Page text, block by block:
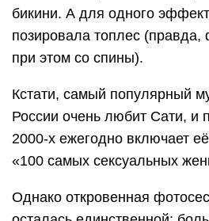
бикини. А для одного
позировала топлес
при этом со спины).
Кстати, самый популярный
России очень любит Сати, и
2000-х ежегодно включает
«100 самых сексуальных
Однако откровенная